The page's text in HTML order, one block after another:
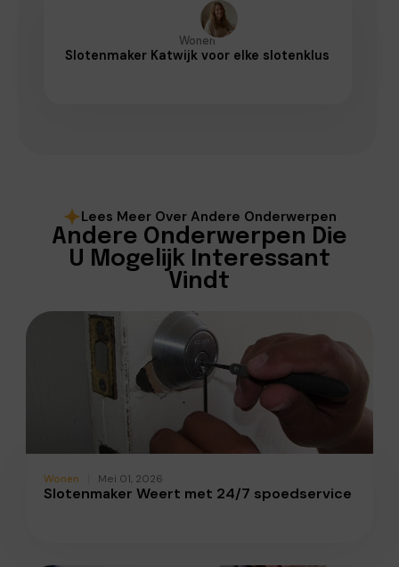
Wonen
Slotenmaker Katwijk voor elke slotenklus
Lees Meer Over Andere Onderwerpen
Andere Onderwerpen Die
U Mogelijk Interessant
Vindt
Wonen Mei 01, 2026
Slotenmaker Weert met 24/7 spoedservice